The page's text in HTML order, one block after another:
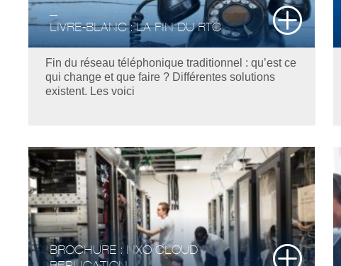
LIVRE-BLANC : LA FIN DU RTC
Fin du réseau téléphonique traditionnel : qu’est ce
qui change et que faire ? Différentes solutions
existent. Les voici
BROCHURE : NXO CLOUD